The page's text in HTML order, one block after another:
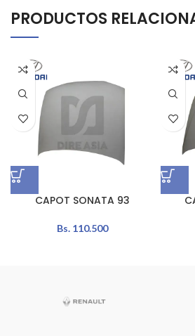
PRODUCTOS
CAPOT SONATA 93
Bs.110.500